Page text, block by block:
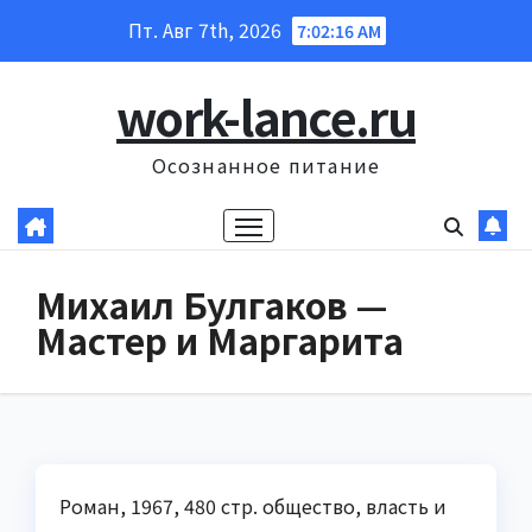
Пт. Авг 7th, 2026 7:02:17 AM
work-lance.ru
Осознанное питание
Михаил Булгаков —
Мастер и Маргарита
Роман, 1967, 480 стр. общество, власть и